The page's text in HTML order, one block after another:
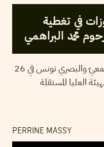
في تغطية
محمد البراهمي
الهيئة العليا المستقلة للاتصال السمعيّ والبصري تونس في 26
الهيئة العليا المستقلة
PERRINE MASSY